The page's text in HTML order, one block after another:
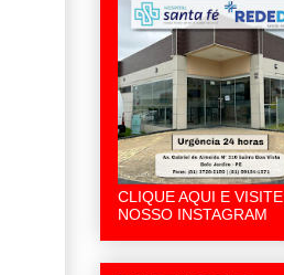
CLIQUE AQUI E VISITE
NOSSO INSTAGRAM